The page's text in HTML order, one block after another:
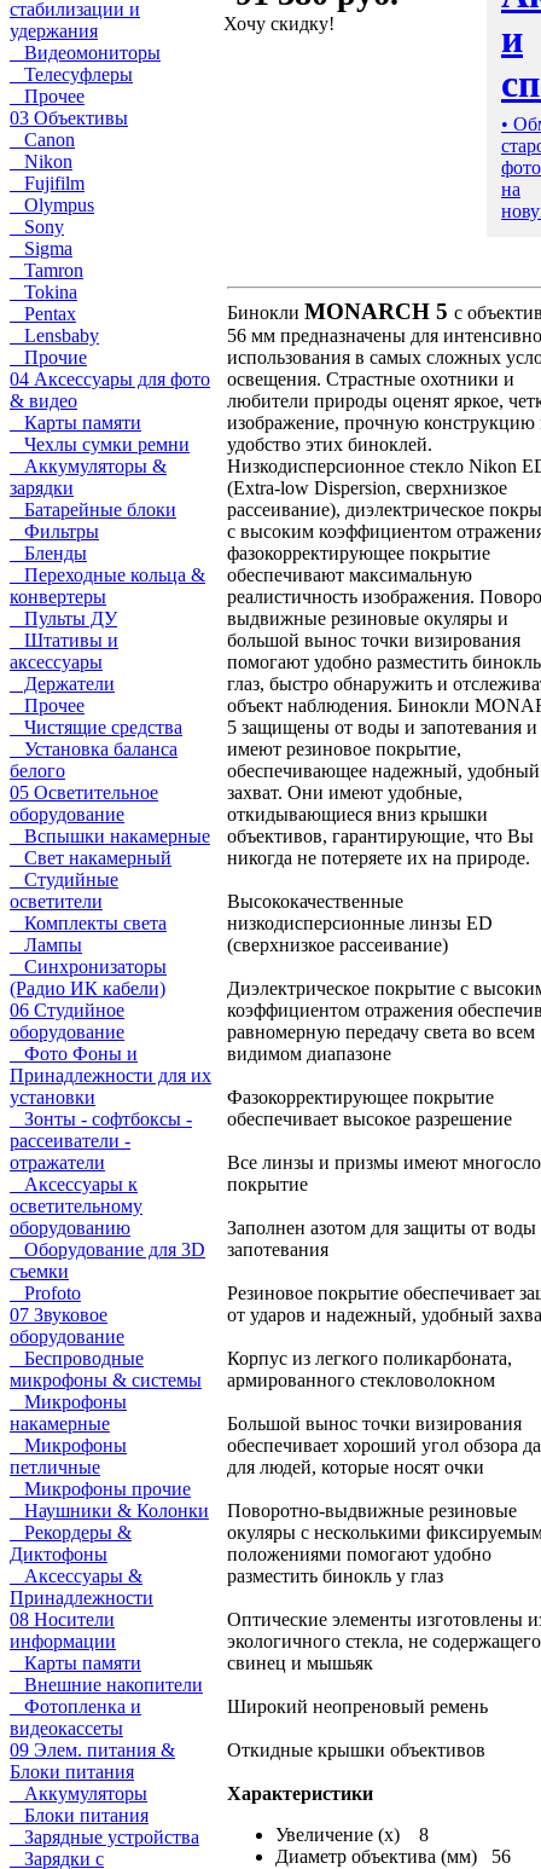
стабилизации и
удержания
Видеомониторы
Телесуфлеры
Прочее
03 Объективы
Canon
Nikon
Fujifilm
Olympus
Sony
Sigma
Tamron
Tokina
Pentax
Lensbaby
Прочие
04 Аксессуары для фото
& видео
Карты памяти
Чехлы сумки ремни
Аккумуляторы &
зарядки
Батарейные блоки
Фильтры
Бленды
Переходные кольца &
конвертеры
Пульты ДУ
Штативы и
аксессуары
Держатели
Прочее
Чистящие средства
Установка баланса
белого
05 Осветительное
оборудование
Вспышки накамерные
Свет накамерный
Студийные
осветители
Комплекты света
Лампы
Синхронизаторы
(Радио ИК кабели)
06 Студийное
оборудование
Фото Фоны и
Принадлежности для их
установки
Зонты - софтбоксы -
рассеиватели -
отражатели
Аксессуары к
осветительному
оборудованию
Оборудование для 3D
съемки
Profoto
07 Звуковое
оборудование
Беспроводные
микрофоны & системы
Микрофоны
накамерные
Микрофоны
петличные
Микрофоны прочие
Наушники & Колонки
Рекордеры &
Диктофоны
Аксессуары &
Принадлежности
08 Носители
информации
Карты памяти
Внешние накопители
Фотопленка и
видеокассеты
09 Элем. питания &
Блоки питания
Аккумуляторы
Блоки питания
Зарядные устройства
Зарядки с
Хочу скидку!
и
•
на
Бинокли MONARCH 5 с
56 мм предназначены для
использования в самых сложных
освещения. Страстные охотники и
любители природы оценят яркое,
изображение, прочную конструкцию
удобство этих биноклей.
Низкодисперсионное стекло Nikon
(Extra-low Dispersion, сверхнизкое
рассеивание), диэлектрическое
с высоким коэффициентом
фазокорректирующее покрытие
обеспечивают максимальную
реалистичность изображения.
выдвижные резиновые окуляры и
большой вынос точки визирования
помогают удобно разместить
глаз, быстро обнаружить и
объект наблюдения. Бинокли
5 защищены от воды и запотевания и
имеют резиновое покрытие,
обеспечивающее надежный, удобный
захват. Они имеют удобные,
откидывающиеся вниз крышки
объективов, гарантирующие, что Вы
никогда не потеряете их на природе.
Высококачественные
низкодисперсионные линзы ED
(сверхнизкое рассеивание)
Диэлектрическое покрытие с
коэффициентом отражения
равномерную передачу света во всем
видимом диапазоне
Фазокорректирующее покрытие
обеспечивает высокое разрешение
Все линзы и призмы имеют
покрытие
Заполнен азотом для защиты от воды
запотевания
Резиновое покрытие обеспечивает
от ударов и надежный, удобный
Корпус из легкого поликарбоната,
армированного стекловолокном
Большой вынос точки визирования
обеспечивает хороший угол обзора
для людей, которые носят очки
Поворотно-выдвижные резиновые
окуляры с несколькими
положениями помогают удобно
разместить бинокль у глаз
Оптические элементы изготовлены
экологичного стекла, не содержащего
свинец и мышьяк
Широкий неопреновый ремень
Откидные крышки объективов
Характеристики
Увеличение (x) 8
Диаметр объектива (мм) 56